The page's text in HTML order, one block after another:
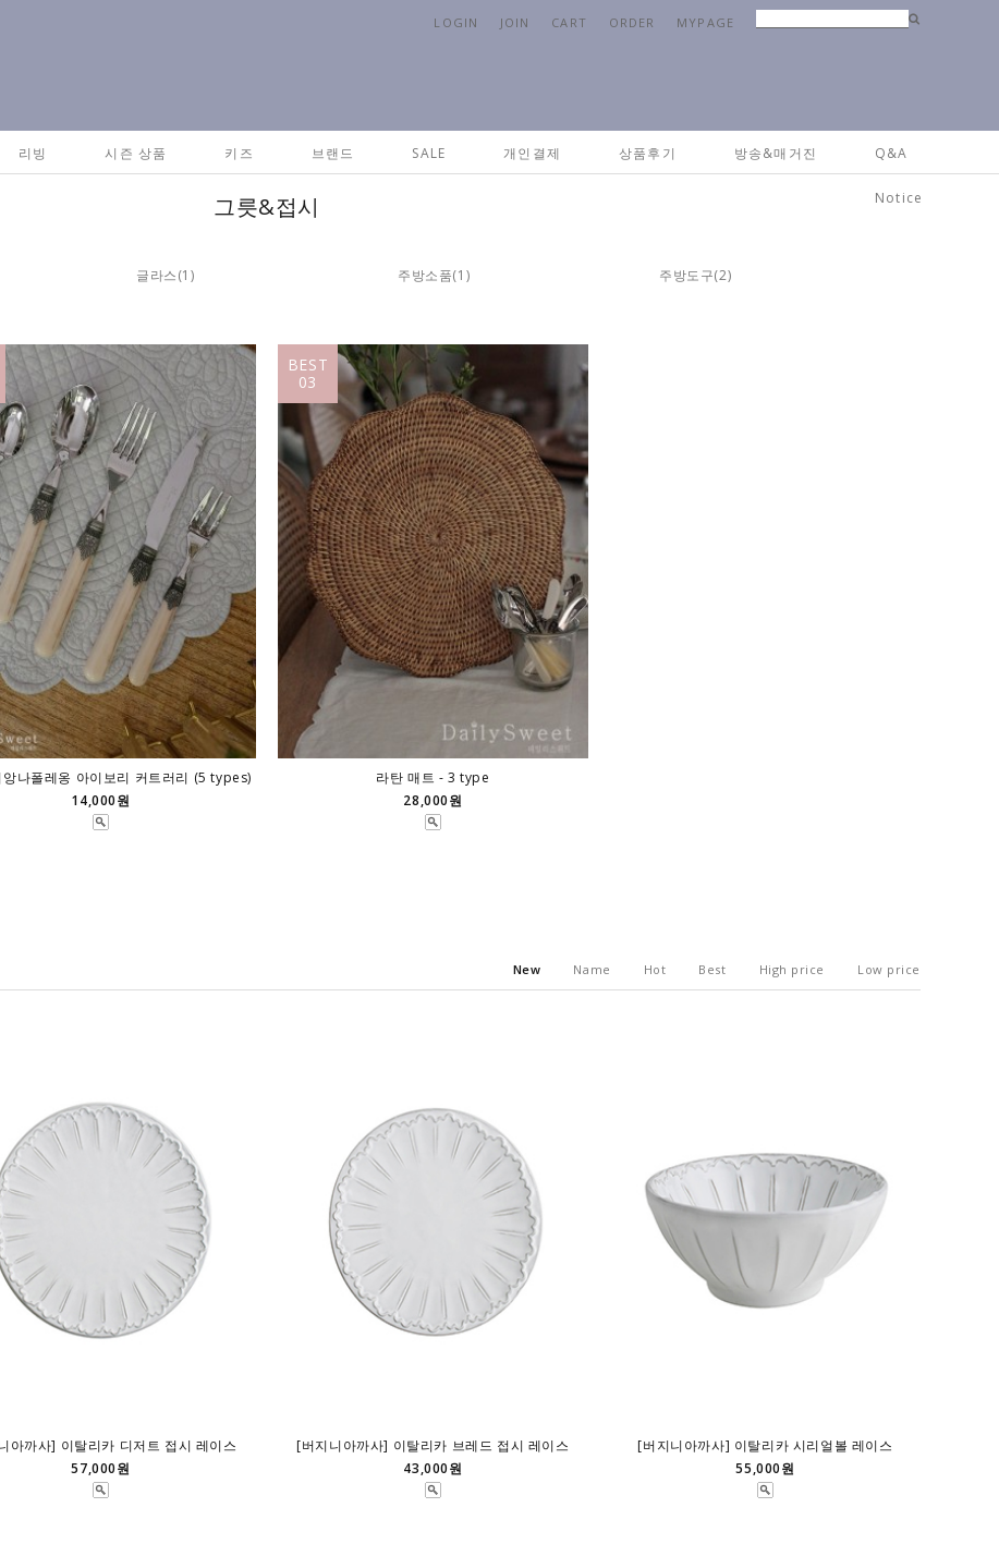
LOGIN JOIN CART ORDER MYPAGE
리빙 시즌 상품 키즈 브랜드 SALE 개인결제 상품후기 방송&매거진 Q&A
Notice
그릇&접시
글라스(1) 주방소품(1) 주방도구(2)
앙나폴레옹 아이보리 커트러리 (5 types)
14,000원
BEST
03
라탄 매트 - 3 type
28,000원
New Name Hot Best High price Low price
아까사] 이탈리카 디저트 접시 레이스
57,000원
[버지니아까사] 이탈리카 브레드 접시 레이스
43,000원
[버지니아까사] 이탈리카 시리얼볼 레이스
55,000원